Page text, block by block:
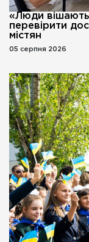
«Люди
перевірити
містян
05 серпня 2026